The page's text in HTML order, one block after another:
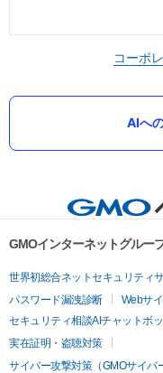
コーポ
AIへ
GMOインターネットグルー
世界初総合ネットセキュリティ
パスワード漏洩診断
Webサ
セキュリティ相談AIチャットボッ
実在証明・盗聴対策
サイバー攻撃対策（GMOサイバ